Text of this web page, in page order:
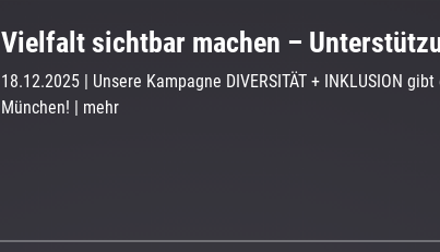
Vielfalt sichtbar machen –
18.12.2025 | Unsere Kampagne DIVERSITÄT + INKLUSION
München! | mehr